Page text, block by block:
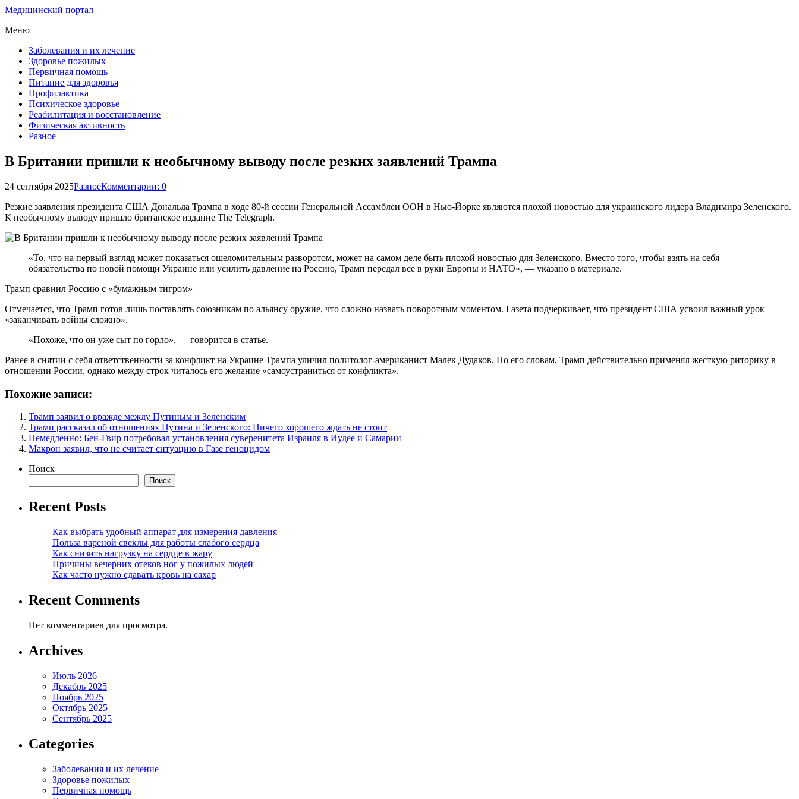
Медицинский портал
Меню
Заболевания и их лечение
Здоровье пожилых
Первичная помощь
Питание для здоровья
Профилактика
Психическое здоровье
Реабилитация и восстановление
Физическая активность
Разное
В Британии пришли к необычному выводу после резких заявлений Трампа
24 сентября 2025РазноеКомментарии: 0
Резкие заявления президента США Дональда Трампа в ходе 80-й сессии Генеральной Ассамблеи ООН в Нью-Йорке являются плохой новостью для украинского лидера Владимира Зеленского.
К необычному выводу пришло британское издание The Telegraph.
«То, что на первый взгляд может показаться ошеломительным разворотом, может на самом деле быть плохой новостью для Зеленского. Вместо того, чтобы взять на себя
обязательства по новой помощи Украине или усилить давление на Россию, Трамп передал все в руки Европы и НАТО», — указано в материале.
Трамп сравнил Россию с «бумажным тигром»
Отмечается, что Трамп готов лишь поставлять союзникам по альянсу оружие, что сложно назвать поворотным моментом. Газета подчеркивает, что президент США усвоил важный урок —
«заканчивать войны сложно».
«Похоже, что он уже сыт по горло», — говорится в статье.
Ранее в снятии с себя ответственности за конфликт на Украине Трампа уличил политолог-американист Малек Дудаков. По его словам, Трамп действительно применял жесткую риторику в
отношении России, однако между строк читалось его желание «самоустраниться от конфликта».
Похожие записи:
Трамп заявил о вражде между Путиным и Зеленским
Трамп рассказал об отношениях Путина и Зеленского: Ничего хорошего ждать не стоит
Немедленно: Бен-Гвир потребовал установления суверенитета Израиля в Иудее и Самарии
Макрон заявил, что не считает ситуацию в Газе геноцидом
Поиск
Поиск
Recent Posts
Как выбрать удобный аппарат для измерения давления
Польза вареной свеклы для работы слабого сердца
Как снизить нагрузку на сердце в жару
Причины вечерних отеков ног у пожилых людей
Как часто нужно сдавать кровь на сахар
Recent Comments
Нет комментариев для просмотра.
Archives
Июль 2026
Декабрь 2025
Ноябрь 2025
Октябрь 2025
Сентябрь 2025
Categories
Заболевания и их лечение
Здоровье пожилых
Первичная помощь